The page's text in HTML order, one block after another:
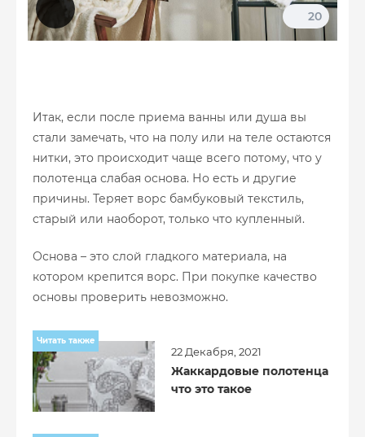
20
Итак, если после приема ванны или душа вы
стали замечать, что на полу или на теле остаются
нитки, это происходит чаще всего потому, что у
полотенца слабая основа. Но есть и другие
причины. Теряет ворс бамбуковый текстиль,
старый или наоборот, только что купленный.
Основа – это слой гладкого материала, на
котором крепится ворс. При покупке качество
основы проверить невозможно.
Читать также
22 Декабря, 2021
Жаккардовые полотенца
что это такое